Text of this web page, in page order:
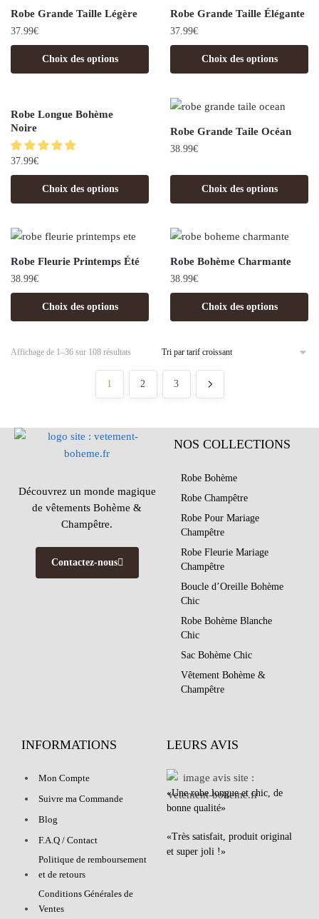
Robe Grande Taille Légère
37.99€
Choix des options
Robe Grande Taille Élégante
37.99€
Choix des options
Robe Longue Bohème
Noire
37.99€
Choix des options
Robe Grande Taile Océan
38.99€
Choix des options
Robe Fleurie Printemps Été
38.99€
Choix des options
Robe Bohème Charmante
38.99€
Choix des options
Affichage de 1–36 sur 108 résultats
1 2 3
Découvrez un monde magique
de vêtements Bohème &
Champêtre.
Contactez-nous
NOS COLLECTIONS
Robe Bohème
Robe Champêtre
Robe Pour Mariage
Champêtre
Robe Fleurie Mariage
Champêtre
Boucle d’Oreille Bohème
Chic
Robe Bohème Blanche
Chic
Sac Bohème Chic
Vêtement Bohème &
Champêtre
INFORMATIONS
Mon Compte
Suivre ma Commande
Blog
F.A.Q / Contact
Politique de remboursement
et de retours
Conditions Générales de
Ventes
LEURS AVIS
«Une robe longue et chic, de
bonne qualité»
«Très satisfait, produit original
et super joli !»